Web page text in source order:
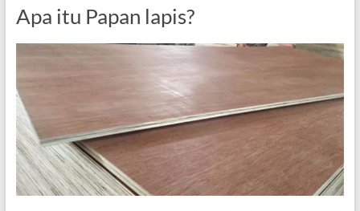
Apa itu Papan lapis?